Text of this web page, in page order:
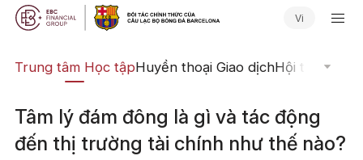
Vi
Trung tâm Học tậpHuyền thoại Giao dịchHội thảo
Tâm lý đám đông là gì và tác động
đến thị trường tài chính như thế nào?